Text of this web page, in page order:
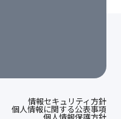
情報セキュリティ方針
個人情報に関する公表事項